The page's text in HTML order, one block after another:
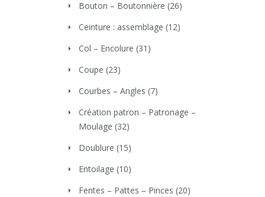
Bouton – Boutonnière (26)
Ceinture : assemblage (12)
Col – Encolure (31)
Coupe (23)
Courbes – Angles (7)
Création patron – Patronage –
Moulage (32)
Doublure (15)
Entoilage (10)
Fentes – Pattes – Pinces (20)